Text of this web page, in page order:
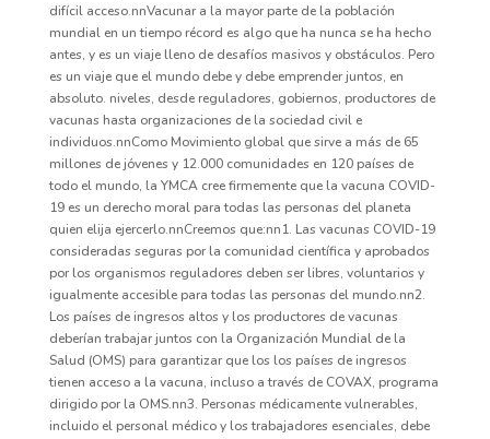
difícil acceso.nnVacunar a la mayor parte de la población
mundial en un tiempo récord es algo que ha nunca se ha hecho
antes, y es un viaje lleno de desafíos masivos y obstáculos. Pero
es un viaje que el mundo debe y debe emprender juntos, en
absoluto. niveles, desde reguladores, gobiernos, productores de
vacunas hasta organizaciones de la sociedad civil e
individuos.nnComo Movimiento global que sirve a más de 65
millones de jóvenes y 12.000 comunidades en 120 países de
todo el mundo, la YMCA cree firmemente que la vacuna COVID-
19 es un derecho moral para todas las personas del planeta
quien elija ejercerlo.nnCreemos que:nn1. Las vacunas COVID-19
consideradas seguras por la comunidad científica y aprobados
por los organismos reguladores deben ser libres, voluntarios y
igualmente accesible para todas las personas del mundo.nn2.
Los países de ingresos altos y los productores de vacunas
deberían trabajar juntos con la Organización Mundial de la
Salud (OMS) para garantizar que los los países de ingresos
tienen acceso a la vacuna, incluso a través de COVAX, programa
dirigido por la OMS.nn3. Personas médicamente vulnerables,
incluido el personal médico y los trabajadores esenciales, debe